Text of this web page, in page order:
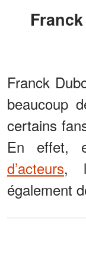
Franck Dubosc et Jacques
Franck
beaucoup
certains
En effet,
d’acteurs,
également